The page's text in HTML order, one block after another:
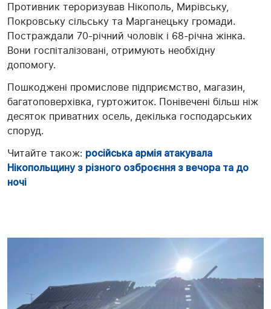
Противник тероризував Нікополь, Мирівську,
Покровську сільську та Марганецьку громади.
Постраждали 70-річний чоловік і 68-річна жінка.
Вони госпіталізовані, отримують необхідну
допомогу.
Пошкоджені промислове підприємство, магазин,
багатоповерхівка, гуртожиток. Понівечені більш ніж
десяток приватних осель, декілька господарських
споруд.
Читайте також: російська армія атакувала
Нікопольщину з різного озброєння з вечора та до
ночі